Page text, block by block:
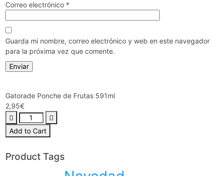
Correo electrónico *
Guarda mi nombre, correo electrónico y web en este navegador
para la próxima vez que comente.
Gatorade Ponche de Frutas 591ml
2,95€
Gatorade
Ponche
de
591ml
Add to Cart
Product Tags